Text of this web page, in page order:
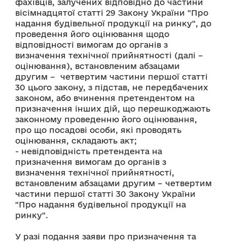
фахівців, залучених відповідно до частини
вісімнадцятої статті 29 Закону України "Про
надання будівельної продукції на ринку", до
проведення його оцінювання щодо
відповідності вимогам до органів з
визначення технічної прийнятності (далі –
оцінювання), встановленим абзацами
другим –  четвертим частини першої статті
30 цього закону, з підстав, не передбачених
законом, або вчинення претендентом на
призначення інших дій, що перешкоджають
законному проведенню його оцінювання,
про що посадові особи, які проводять
оцінювання, складають акт;
- невідповідність претендента на
призначення вимогам до органів з
визначення технічної прийнятності,
встановленим абзацами другим – четвертим
частини першої статті 30 Закону України
"Про надання будівельної продукції на
ринку".
У разі подання заяви про призначення та